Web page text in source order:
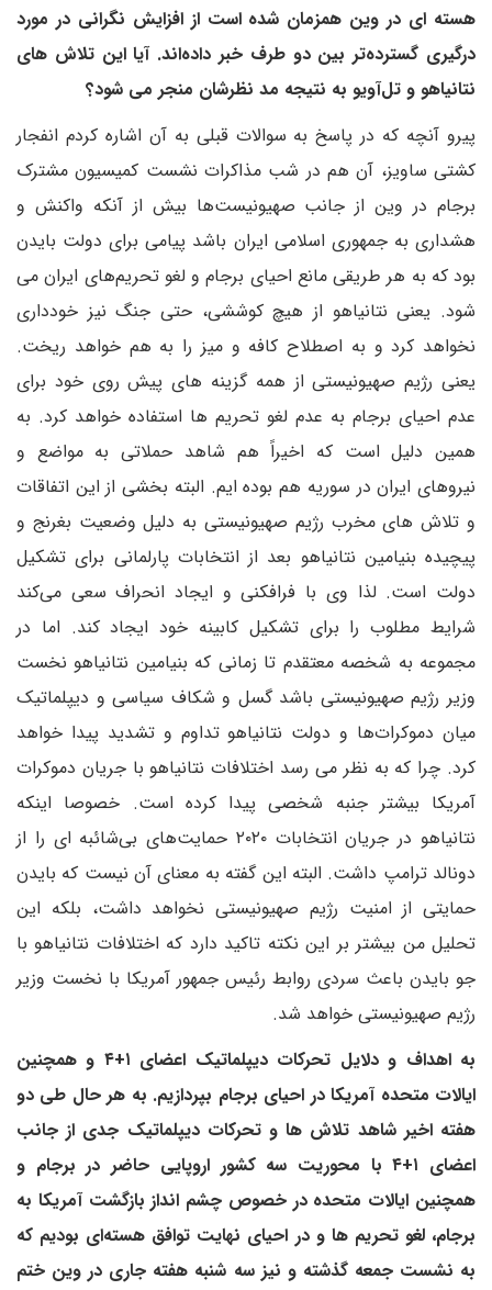
هسته ای در وین همزمان شده است از افزایش نگرانی در مورد
درگیری گسترده‌تر بین دو طرف خبر داده‌اند. آیا این تلاش های
نتانیاهو و تل‌آویو به نتیجه مد نظرشان منجر می شود؟
پیرو آنچه که در پاسخ به سوالات قبلی به آن اشاره کردم انفجار
کشتی ساویز، آن هم در شب مذاکرات نشست کمیسیون مشترک
برجام در وین از جانب صهیونیست‌ها بیش از آنکه واکنش و
هشداری به جمهوری اسلامی ایران باشد پیامی برای دولت بایدن
بود که به هر طریقی مانع احیای برجام و لغو تحریم‌های ایران می
شود. یعنی نتانیاهو از هیچ کوششی، حتی جنگ نیز خودداری
نخواهد کرد و به اصطلاح کافه و میز را به هم خواهد ریخت.
یعنی رژیم صهیونیستی از همه گزینه های پیش روی خود برای
عدم احیای برجام به عدم لغو تحریم ها استفاده خواهد کرد. به
همین دلیل است که اخیراً هم شاهد حملاتی به مواضع و
نیروهای ایران در سوریه هم بوده ایم. البته بخشی از این اتفاقات
و تلاش های مخرب رژیم صهیونیستی به دلیل وضعیت بغرنج و
پیچیده بنیامین نتانیاهو بعد از انتخابات پارلمانی برای تشکیل
دولت است. لذا وی با فرافکنی و ایجاد انحراف سعی می‌کند
شرایط مطلوب را برای تشکیل کابینه خود ایجاد کند. اما در
مجموعه به شخصه معتقدم تا زمانی که بنیامین نتانیاهو نخست
وزیر رژیم صهیونیستی باشد گسل و شکاف سیاسی و دیپلماتیک
میان دموکرات‌ها و دولت نتانیاهو تداوم و تشدید پیدا خواهد
کرد. چرا که به نظر می رسد اختلافات نتانیاهو با جریان دموکرات
آمریکا بیشتر جنبه شخصی پیدا کرده است. خصوصا اینکه
نتانیاهو در جریان انتخابات ۲۰۲۰ حمایت‌های بی‌شائبه ای را از
دونالد ترامپ داشت. البته این گفته به معنای آن نیست که بایدن
حمایتی از امنیت رژیم صهیونیستی نخواهد داشت، بلکه این
تحلیل من بیشتر بر این نکته تاکید دارد که اختلافات نتانیاهو با
جو بایدن باعث سردی روابط رئیس جمهور آمریکا با نخست وزیر
رژیم صهیونیستی خواهد شد.
به اهداف و دلایل تحرکات دیپلماتیک اعضای ۱+۴ و همچنین
ایالات متحده آمریکا در احیای برجام بپردازیم. به هر حال طی دو
هفته اخیر شاهد تلاش ها و تحرکات دیپلماتیک جدی از جانب
اعضای ۱+۴ با محوریت سه کشور اروپایی حاضر در برجام و
همچنین ایالات متحده در خصوص چشم انداز بازگشت آمریکا به
برجام، لغو تحریم ها و در احیای نهایت توافق هسته‌ای بودیم که
به نشست جمعه گذشته و نیز سه شنبه هفته جاری در وین ختم